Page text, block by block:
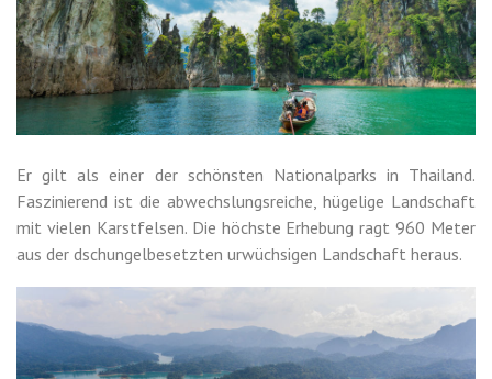
Er gilt als einer der schönsten Nationalparks in Thailand.
Faszinierend ist die abwechslungsreiche, hügelige Landschaft
mit vielen Karstfelsen. Die höchste Erhebung ragt 960 Meter
aus der dschungelbesetzten urwüchsigen Landschaft heraus.